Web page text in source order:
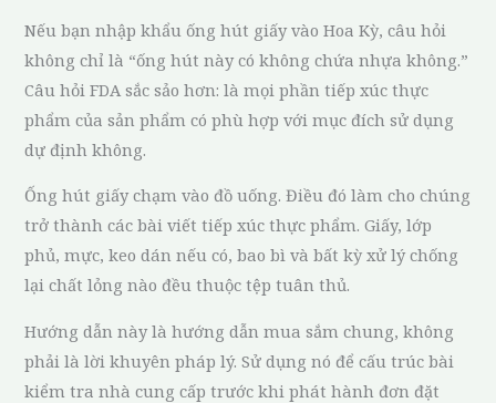
Nếu bạn nhập khẩu ống hút giấy vào Hoa Kỳ, câu hỏi
không chỉ là “ống hút này có không chứa nhựa không.”
Câu hỏi FDA sắc sảo hơn: là mọi phần tiếp xúc thực
phẩm của sản phẩm có phù hợp với mục đích sử dụng
dự định không.
Ống hút giấy chạm vào đồ uống. Điều đó làm cho chúng
trở thành các bài viết tiếp xúc thực phẩm. Giấy, lớp
phủ, mực, keo dán nếu có, bao bì và bất kỳ xử lý chống
lại chất lỏng nào đều thuộc tệp tuân thủ.
Hướng dẫn này là hướng dẫn mua sắm chung, không
phải là lời khuyên pháp lý. Sử dụng nó để cấu trúc bài
kiểm tra nhà cung cấp trước khi phát hành đơn đặt